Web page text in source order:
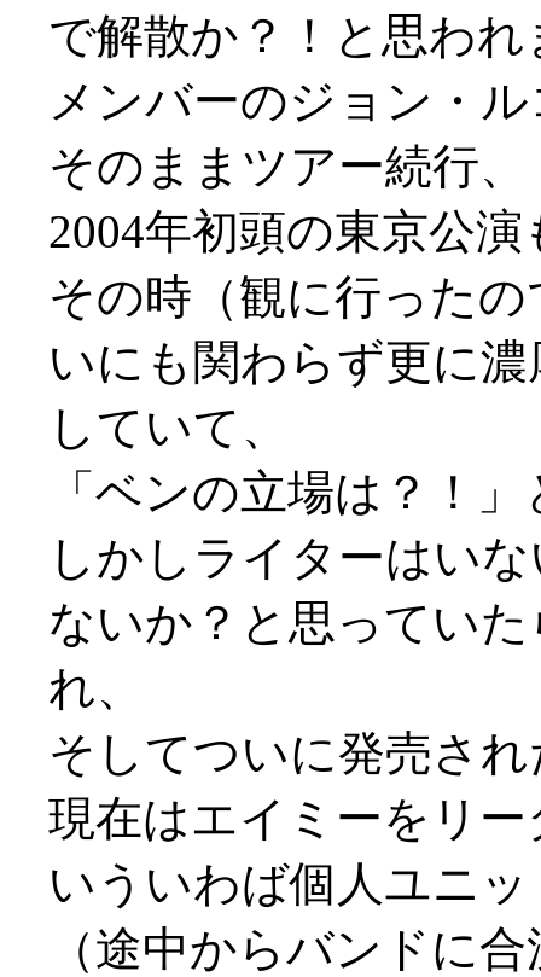
で解散か？！と思わ
メンバーのジョン・
そのままツアー続行、
2004年初頭の東京公
その時（観に行った
いにも関わらず更に
していて、
「ベンの立場は？！
しかしライターはい
ないか？と思ってい
れ、
そしてついに発売さ
現在はエイミーをリ
いういわば個人ユニ
（途中からバンドに